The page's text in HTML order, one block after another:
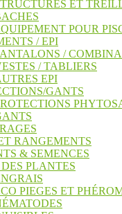
ET
POUR
/ EPI
/
/ TABLIERS
EPI
GANTS
RANGEMENTS
& SEMENCES
PLANTES
PIEGES ET